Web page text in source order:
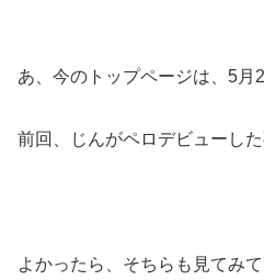
あ、今のトップページは、5月
前回、じんがペロデビューし
よかったら、そちらも見てみて